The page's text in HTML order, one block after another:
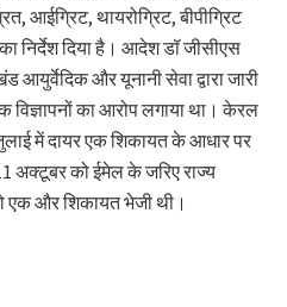
आईग्रिट, थायरोग्रिट, बीपीग्रिट
निर्देश दिया है। आदेश डॉ जीसीएस
आयुर्वेदिक और यूनानी सेवा द्वारा जारी
विज्ञापनों का आरोप लगाया था। केरल
जुलाई में दायर एक शिकायत के आधार पर
अक्टूबर को ईमेल के जरिए राज्य
एक और शिकायत भेजी थी।